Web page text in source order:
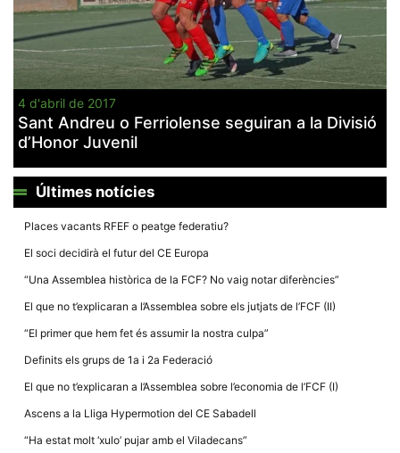
4 d'abril de 2017
Sant Andreu o Ferriolense seguiran a la Divisió
d’Honor Juvenil
Últimes notícies
Places vacants RFEF o peatge federatiu?
El soci decidirà el futur del CE Europa
“Una Assemblea històrica de la FCF? No vaig notar diferències”
El que no t’explicaran a l’Assemblea sobre els jutjats de l’FCF (II)
“El primer que hem fet és assumir la nostra culpa”
Definits els grups de 1a i 2a Federació
El que no t’explicaran a l’Assemblea sobre l’economia de l’FCF (I)
Ascens a la Lliga Hypermotion del CE Sabadell
“Ha estat molt ‘xulo’ pujar amb el Viladecans”
cookies no
són
web.
Estadístiques
de manera
del lloc web
la funcionalitat